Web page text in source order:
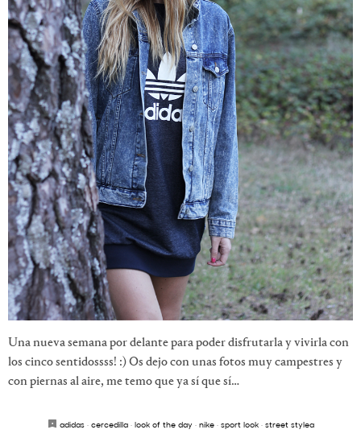
Una nueva semana por delante para poder disfrutarla y vivirla con
los cinco sentidossss! :) Os dejo con unas fotos muy campestres y
con piernas al aire, me temo que ya sí que sí…
adidas· cercedilla· look of the day· nike· sport look· street stylea